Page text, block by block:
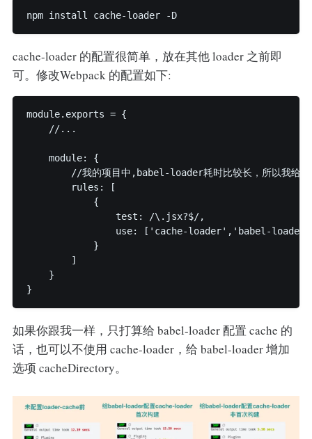
npm install cache-loader -D
cache-loader 的配置很简单，放在其他 loader 之前即
可。修改Webpack 的配置如下:
module.exports = {
//...
module: {
//我的项目中,babel-loader耗时比较长，所以我给它
rules: [
{
test: /\.jsx?$/,
use: ['cache-loader','babel-
}
]
}
}
如果你跟我一样，只打算给 babel-loader 配置 cache 的
话，也可以不使用 cache-loader，给 babel-loader 增加
选项 cacheDirectory。